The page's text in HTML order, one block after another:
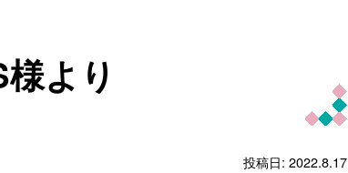
より
投稿日: 2022.8.17